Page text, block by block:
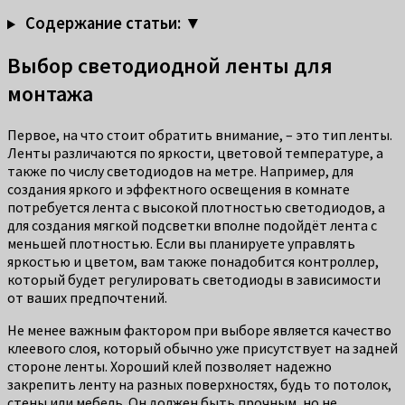
Содержание статьи: ▼
Выбор светодиодной ленты для
монтажа
Первое, на что стоит обратить внимание, – это тип ленты.
Ленты различаются по яркости, цветовой температуре, а
также по числу светодиодов на метре. Например, для
создания яркого и эффектного освещения в комнате
потребуется лента с высокой плотностью светодиодов, а
для создания мягкой подсветки вполне подойдёт лента с
меньшей плотностью. Если вы планируете управлять
яркостью и цветом, вам также понадобится контроллер,
который будет регулировать светодиоды в зависимости
от ваших предпочтений.
Не менее важным фактором при выборе является качество
клеевого слоя, который обычно уже присутствует на задней
стороне ленты. Хороший клей позволяет надежно
закрепить ленту на разных поверхностях, будь то потолок,